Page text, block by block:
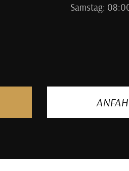
Samstag: